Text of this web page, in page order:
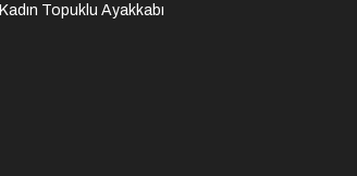
Kadın Topuklu Ayakkabı